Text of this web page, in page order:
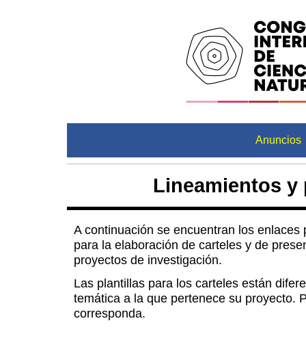
Anuncios
Lineamientos y
A continuación se encuentran los
para la elaboración de carteles y de
proyectos de investigación.
Las plantillas para los carteles están
temática a la que pertenece su proyecto.
corresponda.